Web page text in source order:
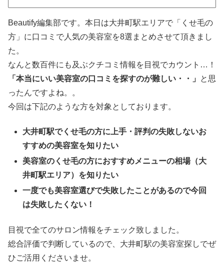
Beautify編集部です。本日は大井町駅エリアで「くせ毛の
方」に口コミで人気の美容室を8選まとめさせて頂きまし
た。
なんと数百件にも及ぶクチコミ情報を目視でカウント…！
「本当にいい美容室の口コミを探すのが難しい・・」
と思
ったんですよね。。
今回は下記のような方を対象としております。
大井町駅でくせ毛の方に上手・評判の失敗しないお
すすめの美容室を知りたい
美容室のくせ毛の方におすすめメニューの相場（大
井町駅エリア）を知りたい
一度でも美容室選びで失敗したことがあるので今回
は失敗したくない！
目視で全てのサロン情報をチェック致しました。
総合評価で判断しているので、大井町駅の美容室探しでぜ
ひご活用くださいませ。